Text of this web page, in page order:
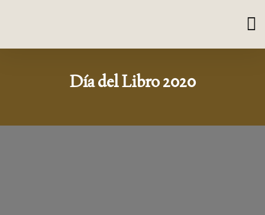
Día del Libro 2020